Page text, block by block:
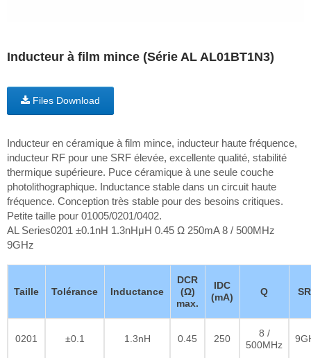
Inducteur à film mince (Série AL AL01BT1N3)
Files Download
Inducteur en céramique à film mince, inducteur haute fréquence,
inducteur RF pour une SRF élevée, excellente qualité, stabilité
thermique supérieure. Puce céramique à une seule couche
photolithographique. Inductance stable dans un circuit haute
fréquence. Conception très stable pour des besoins critiques.
Petite taille pour 01005/0201/0402.
AL Series0201 ±0.1nH 1.3nHμH 0.45 Ω 250mA 8 / 500MHz
9GHz
Taille Tolérance Inductance
DCR
(Ω)
max.
IDC
(mA)
Q
0201 ±0.1 1.3nH 0.45 250
8 /
500MHz